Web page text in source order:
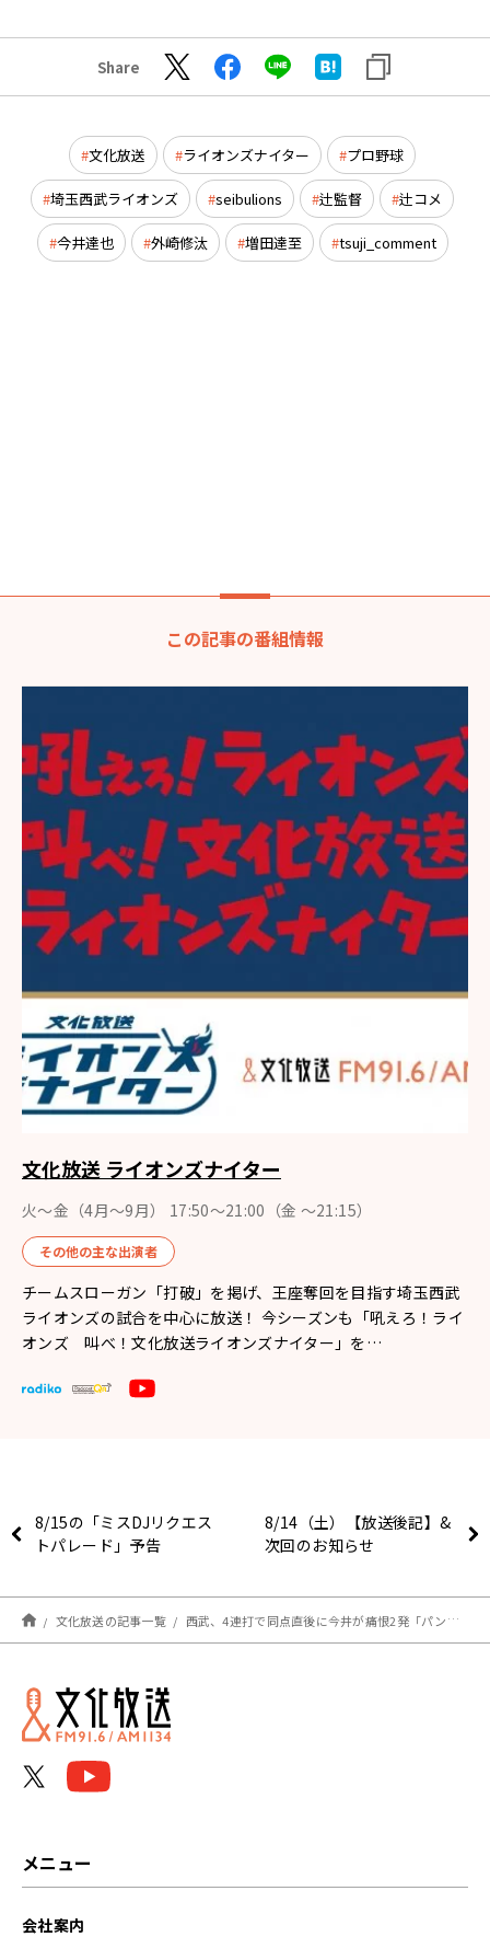
Share
文化放送 ライオンズナイター プロ野球
埼玉西武ライオンズ seibulions 辻監督 辻コメ
今井達也 外崎修汰 増田達至 tsuji_comment
この記事の番組情報
文化放送 ライオンズナイター
火～金（4月〜9月） 17:50～21:00（金 ～21:15）
その他の主な出演者
チームスローガン「打破」を掲げ、王座奪回を目指す埼玉西武
ライオンズの試合を中心に放送！ 今シーズンも「吼えろ！ライ
オンズ 叫べ！文化放送ライオンズナイター」を…
8/15の「ミスDJリクエス
トパレード」予告
8/14（土）【放送後記】&
次回のお知らせ
文化放送の記事一覧 西武、4連打で同点直後に今井が痛恨2発「パンパーンと2振りで…」【#辻コメ】(ライオンズナイター)
メニュー
会社案内